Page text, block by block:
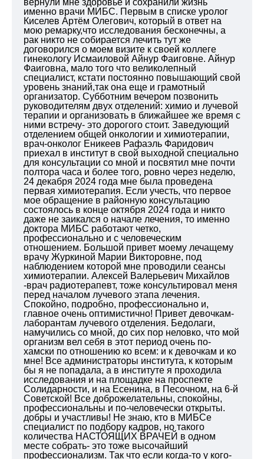
вернули мне здоровье и сохранили жизнь
именно врачи МИБС. Первым в списке уролог
Киселев Артём Олегович, который в ответ на
мою ремарку,что исследования бесконечны, а
рак никто не собирается лечить тут же
договорился о моем визите к своей коллеге
гинекологу Исмаиловой Айнур Фаиговне. Айнур
Фаиговна, мало того что великолепный
специалист, кстати постоянно повышающий свой
уровень знаний,так она еще и грамотный
организатор. Субботним вечером позвонить
руководителям двух отделений: химио и лучевой
терапии и организовать в ближайшее же время с
ними встречу- это дорогого стоит. Заведующий
отделением общей онкологии и химиотерапии,
врач-онколог Еникеев Рафаэль Фаридович
приехал в институт в свой выходной специально
для консультации со мной и посвятил мне почти
полтора часа и более того, ровно через неделю,
24 декабря 2024 года мне была проведена
первая химиотерапия. Если учесть, что первое
мое обращение в районную консультацию
состоялось в конце октября 2024 года и никто
даже не заикался о начале лечения, то именно
доктора МИБС работают четко,
профессионально и с человеческим
отношением. Большой привет моему лечащему
врачу Журкиной Марии Викторовне, под
наблюдением которой мне проводили сеансы
химиотерапии. Алексей Валерьевич Михайлов
-врач радиотерапевт, тоже консультировал меня
перед началом лучевого этапа лечения.
Спокойно, подробно, профессионально и,
главное очень оптимистично! Привет девочкам-
лаборантам лучевого отделения. Бедолаги,
намучились со мной, до сих пор неловко, что мой
организм вел себя в этот период очень по-
хамски по отношению ко всем: и к девочкам и ко
мне! Все администраторы института, к которым
бы я не попадала, а в институте я проходила
исследования и на площадке на проспекте
Солидарности, и на Есенина, в Песочном, на 6-й
Советской! Все доброжелательны, спокойны,
профессиональны и по-человечески открыты.
добры и участливы! Не знаю, кто в МИБСе
специалист по подбору кадров, но такого
количества НАСТОЯЩИХ ВРАЧЕЙ в одном
месте собрать- это тоже высочайший
профессионализм. Так что если когда-то у кого-